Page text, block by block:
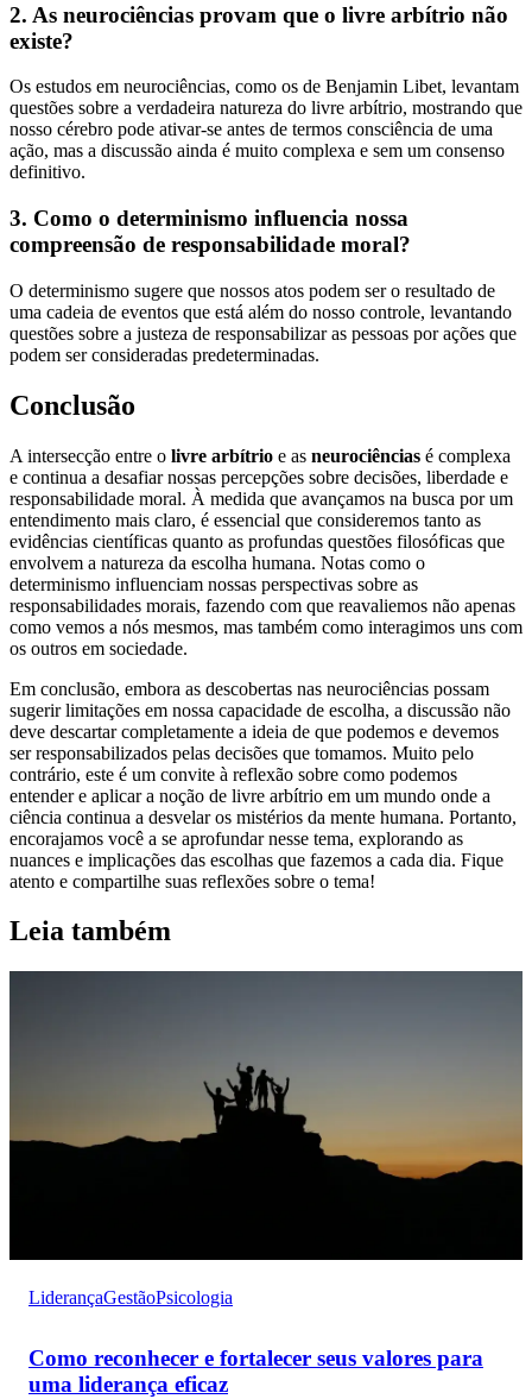
2. As neurociências provam que o livre arbítrio não
existe?
Os estudos em neurociências, como os de Benjamin Libet, levantam
questões sobre a verdadeira natureza do livre arbítrio, mostrando que
nosso cérebro pode ativar-se antes de termos consciência de uma
ação, mas a discussão ainda é muito complexa e sem um consenso
definitivo.
3. Como o determinismo influencia nossa
compreensão de responsabilidade moral?
O determinismo sugere que nossos atos podem ser o resultado de
uma cadeia de eventos que está além do nosso controle, levantando
questões sobre a justeza de responsabilizar as pessoas por ações que
podem ser consideradas predeterminadas.
Conclusão
A intersecção entre o livre arbítrio e as neurociências é complexa
e continua a desafiar nossas percepções sobre decisões, liberdade e
responsabilidade moral. À medida que avançamos na busca por um
entendimento mais claro, é essencial que consideremos tanto as
evidências científicas quanto as profundas questões filosóficas que
envolvem a natureza da escolha humana. Notas como o
determinismo influenciam nossas perspectivas sobre as
responsabilidades morais, fazendo com que reavaliemos não apenas
como vemos a nós mesmos, mas também como interagimos uns com
os outros em sociedade.
Em conclusão, embora as descobertas nas neurociências possam
sugerir limitações em nossa capacidade de escolha, a discussão não
deve descartar completamente a ideia de que podemos e devemos
ser responsabilizados pelas decisões que tomamos. Muito pelo
contrário, este é um convite à reflexão sobre como podemos
entender e aplicar a noção de livre arbítrio em um mundo onde a
ciência continua a desvelar os mistérios da mente humana. Portanto,
encorajamos você a se aprofundar nesse tema, explorando as
nuances e implicações das escolhas que fazemos a cada dia. Fique
atento e compartilhe suas reflexões sobre o tema!
Leia também
LiderançaGestãoPsicologia
Como reconhecer e fortalecer seus valores para
uma liderança eficaz